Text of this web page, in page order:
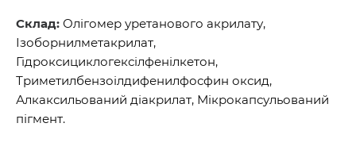
Склад: Олігомер уретанового акрилату,
Ізоборнилметакрилат,
Гідроксициклогексілфенілкетон,
Триметилбензоілдифенилфосфин оксид,
Алкаксильований діакрилат, Мікрокапсульований
пігмент.